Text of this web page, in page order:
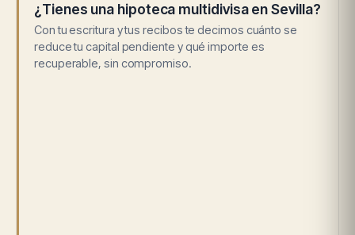
¿Tienes una hipoteca multidivisa en Sevilla?
Con tu escritura y tus recibos te decimos cuánto se
reduce tu capital pendiente y qué importe es
recuperable, sin compromiso.